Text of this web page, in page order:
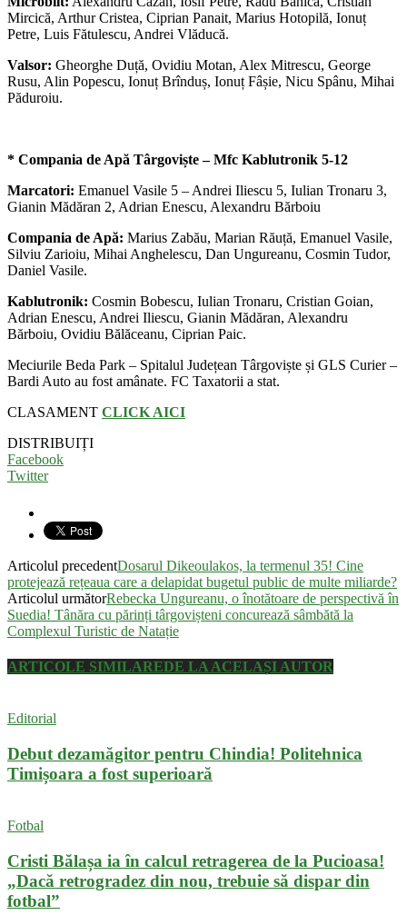
Mircică, Arthur Cristea, Ciprian Panait, Marius Hotopilă, Ionuț
Petre, Luis Fătulescu, Andrei Vlăducă.
Valsor: Gheorghe Duță, Ovidiu Motan, Alex Mitrescu, George
Rusu, Alin Popescu, Ionuț Brînduș, Ionuț Fâșie, Nicu Spânu, Mihai
Păduroiu.
* Compania de Apă Târgoviște – Mfc Kablutronik 5-12
Marcatori: Emanuel Vasile 5 – Andrei Iliescu 5, Iulian Tronaru 3,
Gianin Mădăran 2, Adrian Enescu, Alexandru Bărboiu
Compania de Apă: Marius Zabău, Marian Răuță, Emanuel Vasile,
Silviu Zarioiu, Mihai Anghelescu, Dan Ungureanu, Cosmin Tudor,
Daniel Vasile.
Kablutronik: Cosmin Bobescu, Iulian Tronaru, Cristian Goian,
Adrian Enescu, Andrei Iliescu, Gianin Mădăran, Alexandru
Bărboiu, Ovidiu Bălăceanu, Ciprian Paic.
Meciurile Beda Park – Spitalul Județean Târgoviște și GLS Curier –
Bardi Auto au fost amânate. FC Taxatorii a stat.
CLASAMENT CLICK AICI
DISTRIBUIȚI
Facebook
Twitter
Articolul precedentDosarul Dikeoulakos, la termenul 35! Cine
protejează rețeaua care a delapidat bugetul public de multe miliarde?
Articolul următorRebecka Ungureanu, o înotătoare de perspectivă în
Suedia! Tânăra cu părinți târgovișteni concurează sâmbătă la
Complexul Turistic de Natație
ARTICOLE SIMILAREDE LA ACELAȘI AUTOR
Editorial
Debut dezamăgitor pentru Chindia! Politehnica
Timișoara a fost superioară
Fotbal
Cristi Bălașa ia în calcul retragerea de la Pucioasa!
„Dacă retrogradez din nou, trebuie să dispar din
fotbal”